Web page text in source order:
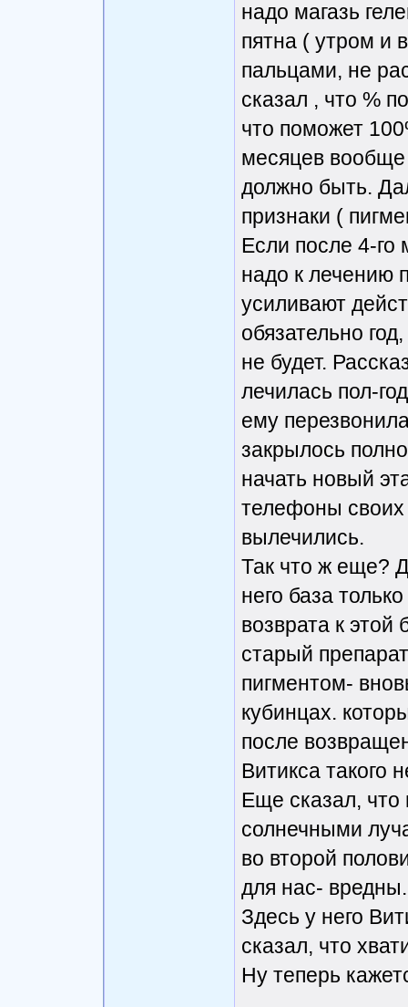
надо магазь
пятна ( утром и
пальцами, не
сказал , что %
что поможет
месяцев вообще
должно быть.
признаки (
Если после 4-го
надо к лечению
усиливают
обязательно
не будет.
лечилась пол-
ему
закрылось
начать новый
телефоны своих
вылечились.
Так что ж еще?
него база
возврата к этой
старый
пигментом-
кубинцах.
после
Витикса такого
Еще сказал, что
солнечными
во второй
для нас- вредны.
Здесь у него
сказал, что
Ну теперь